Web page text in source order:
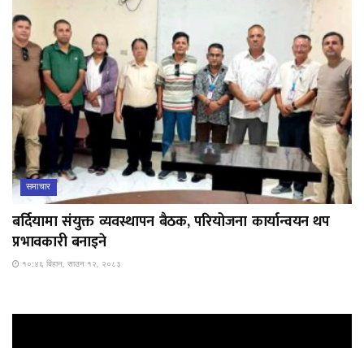
समाचार
बर्दियामा संयुक्त व्यवस्थापन बैठक, परियोजना कार्यान्वयन थप
प्रभावकारी बनाइने
१०:४६ बिहान, साउन १२, २०८३